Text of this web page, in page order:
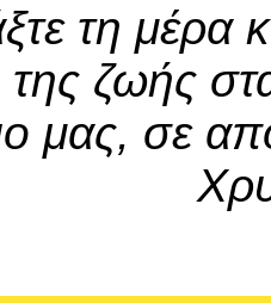
τη μέρα
της ζωής
μας, σε